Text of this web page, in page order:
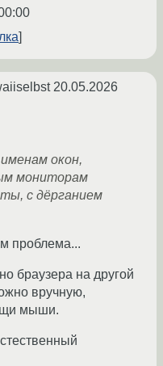
20.05.2026
окон,
мониторам
с дёрганием
проблема...
браузера на другой
вручную,
мыши.